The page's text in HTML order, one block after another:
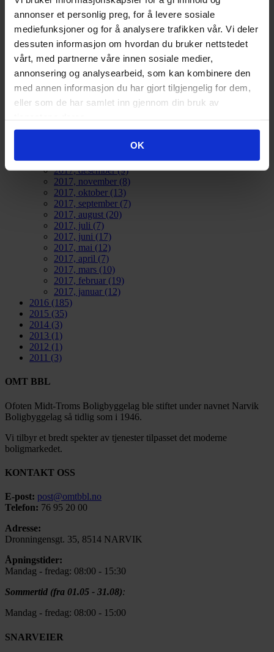
annonser et personlig preg, for å levere sosiale
mediefunksjoner og for å analysere trafikken vår. Vi deler
dessuten informasjon om hvordan du bruker nettstedet
vårt, med partnerne våre innen sosiale medier,
annonsering og analysearbeid, som kan kombinere den
med annen informasjon du har gjort tilgjengelig for dem,
eller som de har samlet inn gjennom din bruk av
OK
utfordringene i boligsektoren.
Les mer
Previous 1 4 6 Next
Last
2026(83)
2025(126)
2024
(134)
2023(83)
2022(24)
2017(141)
2017, desember(9)
2017, november (8)
2017, oktober (13)
2017, september (7)
2017, august (20)
2017, juli (7)
2017, juni (17)
2017, mai (12)
2017, april (7)
2017, mars (10)
2017, februar (19)
2017, januar (12)
2016 (185)
2015 (35)
2014 (3)
2013 (1)
2012 (1)
2011 (3)
OMT BBL
Ofoten Midt-Troms Boligbyggelag ble stiftet under navnet Narvik
Boligbyggelag så tidlig som i 1946.
Vi tilbyr et bredt spekter av tjenester tilpasset det moderne
boligmarkedet.
KONTAKT OSS
E-post: post@omtbbl.no
Telefon: 76 95 20 00
Adresse:
Dronningensgt. 35, 8514 NARVIK
Åpningstider:
Mandag - fredag: 08:00 - 15:30
Sommertid (fra 01.05 - 31.08):
Mandag - fredag: 08:00 - 15:00
SNARVEIER